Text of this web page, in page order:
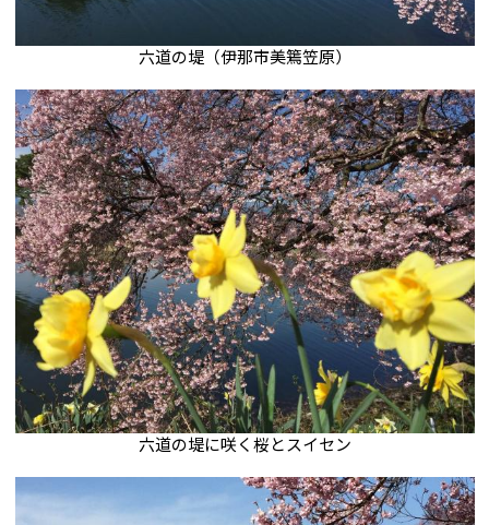
六道の堤（伊那市美篶笠原）
六道の堤に咲く桜とスイセン